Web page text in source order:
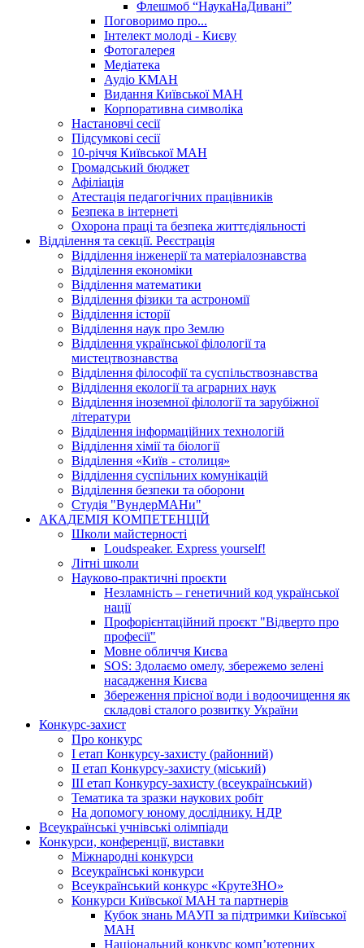
Флешмоб “НаукаНаДивані”
Поговоримо про...
Інтелект молоді - Києву
Фотогалерея
Медіатека
Аудіо КМАН
Видання Київської МАН
Корпоративна символіка
Настановчі сесії
Підсумкові сесії
10-річчя Київської МАН
Громадський бюджет
Афіліація
Атестація педагогічних працівників
Безпека в інтернеті
Охорона праці та безпека життєдіяльності
Відділення та секції. Реєстрація
Відділення інженерії та матеріалознавства
Відділення економіки
Відділення математики
Відділення фізики та астрономії
Відділення історії
Відділення наук про Землю
Відділення української філології та
мистецтвознавства
Відділення філософії та суспільствознавства
Відділення екології та аграрних наук
Відділення іноземної філології та зарубіжної
літератури
Відділення інформаційних технологій
Відділення хімії та біології
Відділення «Київ - столиця»
Відділення суспільних комунікацій
Відділення безпеки та оборони
Студія "ВундерМАНи"
АКАДЕМІЯ КОМПЕТЕНЦІЙ
Школи майстерності
Loudspeaker. Express yourself!
Літні школи
Науково-практичні проєкти
Незламність – генетичний код української
нації
Профорієнтаційний проєкт "Відверто про
професії"
Мовне обличчя Києва
SOS: Здолаємо омелу, збережемо зелені
насадження Києва
Збереження прісної води і водоочищення як
складові сталого розвитку України
Конкурс-захист
Про конкурс
І етап Конкурсу-захисту (районний)
ІІ етап Конкурсу-захисту (міський)
ІІІ етап Конкурсу-захисту (всеукраїнський)
Тематика та зразки наукових робіт
На допомогу юному досліднику. НДР
Всеукраїнські учнівські олімпіади
Конкурси, конференції, виставки
Міжнародні конкурси
Всеукраїнські конкурси
Всеукраїнський конкурс «КрутеЗНО»
Конкурси Київської МАН та партнерів
Кубок знань МАУП за підтримки Київської
МАН
Національний конкурс комп’ютерних